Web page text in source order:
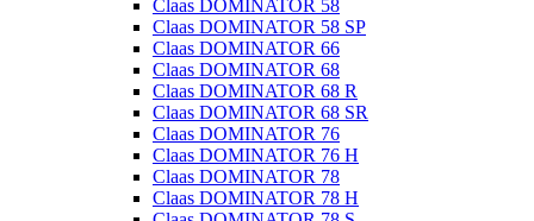
Claas DOMINATOR 58
Claas DOMINATOR 58 SP
Claas DOMINATOR 66
Claas DOMINATOR 68
Claas DOMINATOR 68 R
Claas DOMINATOR 68 SR
Claas DOMINATOR 76
Claas DOMINATOR 76 H
Claas DOMINATOR 78
Claas DOMINATOR 78 H